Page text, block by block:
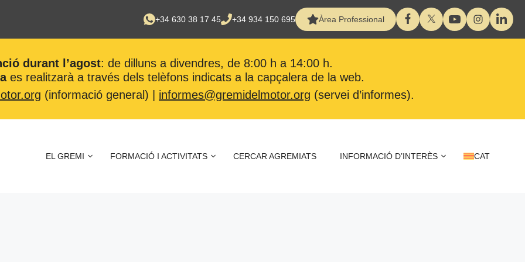
+34 630 38 17 45 +34 934 150 695 Àrea Professional
durant l’agost: de dilluns a divendres, de 8:00 h a 14:00 h.
es realitzarà a través dels telèfons indicats a la capçalera de la web.
(informació general) | informes@gremidelmotor.org (servei d’informes).
EL GREMI FORMACIÓ I ACTIVITATS CERCAR AGREMIATS INFORMACIÓ D’INTERÈS CAT